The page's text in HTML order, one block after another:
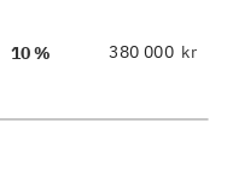
10 % kr